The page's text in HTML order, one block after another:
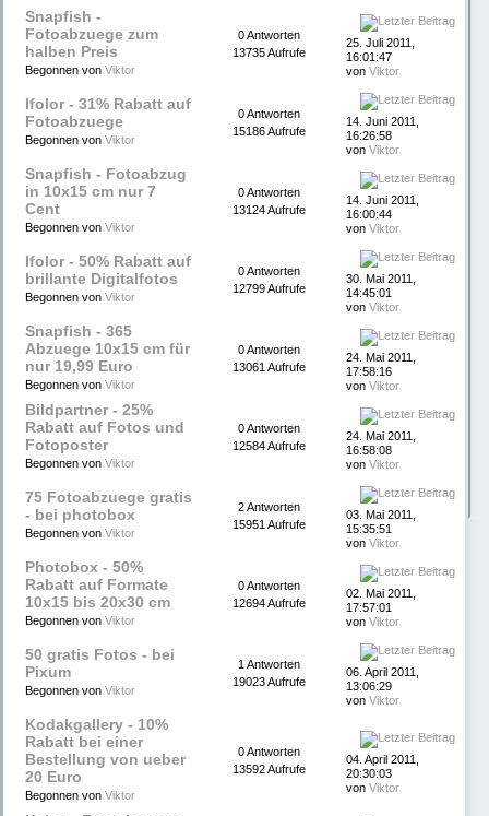
Snapfish -
Fotoabzuege zum
halben Preis
Begonnen von Viktor
0 Antworten
13735 Aufrufe
25. Juli 2011,
16:01:47
von Viktor
Ifolor - 31% Rabatt auf
Fotoabzuege
Begonnen von Viktor
0 Antworten
15186 Aufrufe
14. Juni 2011,
16:26:58
von Viktor
Snapfish - Fotoabzug
in 10x15 cm nur 7
Cent
Begonnen von Viktor
0 Antworten
13124 Aufrufe
14. Juni 2011,
16:00:44
von Viktor
Ifolor - 50% Rabatt auf
brillante Digitalfotos
Begonnen von Viktor
0 Antworten
12799 Aufrufe
30. Mai 2011,
14:45:01
von Viktor
Snapfish - 365
Abzuege 10x15 cm für
nur 19,99 Euro
Begonnen von Viktor
0 Antworten
13061 Aufrufe
24. Mai 2011,
17:58:16
von Viktor
Bildpartner - 25%
Rabatt auf Fotos und
Fotoposter
Begonnen von Viktor
0 Antworten
12584 Aufrufe
24. Mai 2011,
16:58:08
von Viktor
75 Fotoabzuege gratis
- bei photobox
Begonnen von Viktor
2 Antworten
15951 Aufrufe
03. Mai 2011,
15:35:51
von Viktor
Photobox - 50%
Rabatt auf Formate
10x15 bis 20x30 cm
Begonnen von Viktor
0 Antworten
12694 Aufrufe
02. Mai 2011,
17:57:01
von Viktor
50 gratis Fotos - bei
Pixum
Begonnen von Viktor
1 Antworten
19023 Aufrufe
06. April 2011,
13:06:29
von Viktor
Kodakgallery - 10%
Rabatt bei einer
Bestellung von ueber
20 Euro
Begonnen von Viktor
0 Antworten
13592 Aufrufe
04. April 2011,
20:30:03
von Viktor